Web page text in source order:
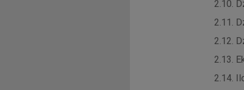
2.10.
2.11.
2.12.
2.13.
2.14.